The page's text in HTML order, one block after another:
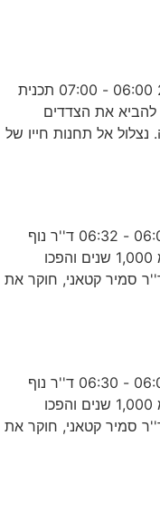
בין השורות עם נסרין אבו גוש - פרק 268 06:00 - 07:00 תכנית
להביא את הצדדים
אל תחנות חייו של
כתאב אלטביח' - מסע למטבח הערבי 06:00 - 06:32 ד''ר נוף
עתאמנה מבשלת מתכונים ששרדו יותר מ 1,000 שנים והפכו
סמיר קטאני, חוקר את
כתאב אלטביח' - מסע למטבח הערבי 06:00 - 06:30 ד''ר נוף
עתאמנה מבשלת מתכונים ששרדו יותר מ 1,000 שנים והפכו
סמיר קטאני, חוקר את